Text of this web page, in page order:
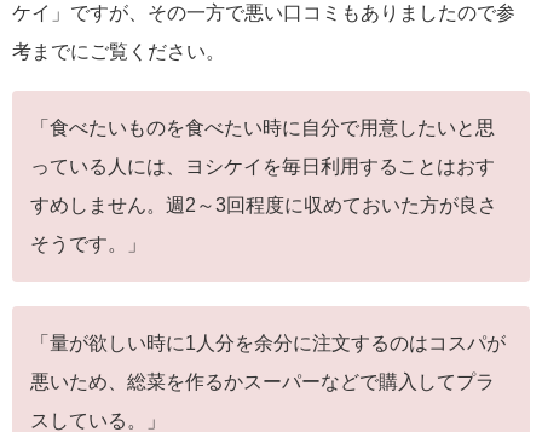
ケイ」ですが、その一方で悪い口コミもありましたので参
考までにご覧ください。
「食べたいものを食べたい時に自分で用意したいと思
っている人には、ヨシケイを毎日利用することはおす
すめしません。週2～3回程度に収めておいた方が良さ
そうです。」
「量が欲しい時に1人分を余分に注文するのはコスパが
悪いため、総菜を作るかスーパーなどで購入してプラ
スしている。」